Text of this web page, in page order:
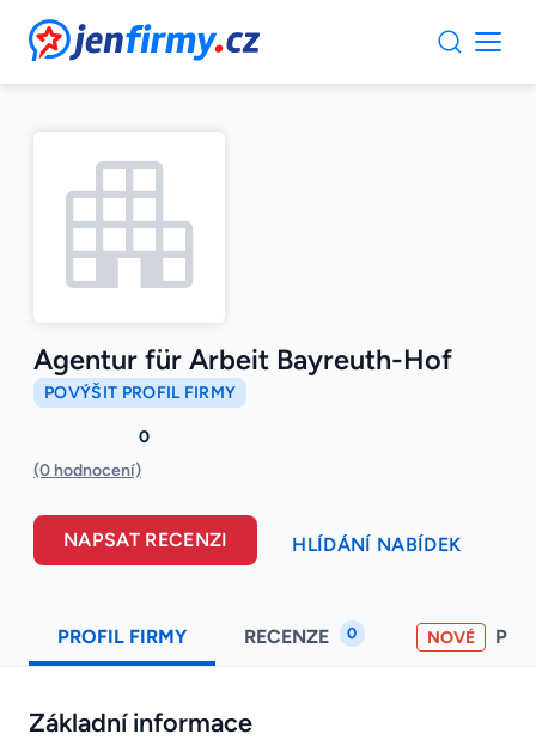
JenFirmy.cz
Agentur für Arbeit Bayreuth-Hof
POVÝŠIT PROFIL FIRMY
0
(0 hodnocení)
NAPSAT RECENZI HLÍDÁNÍ NABÍDEK
PROFIL FIRMY RECENZE 0 NOVÉ
Základní informace